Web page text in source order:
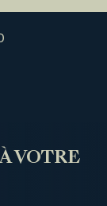
VOTRE